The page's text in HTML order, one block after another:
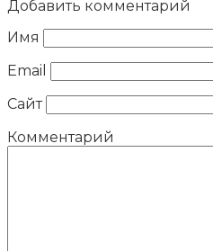
Добавить комментарий
Имя
Email
Сайт
Комментарий